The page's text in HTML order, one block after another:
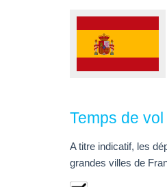
Temps de
A titre indicatif, les
grandes villes de